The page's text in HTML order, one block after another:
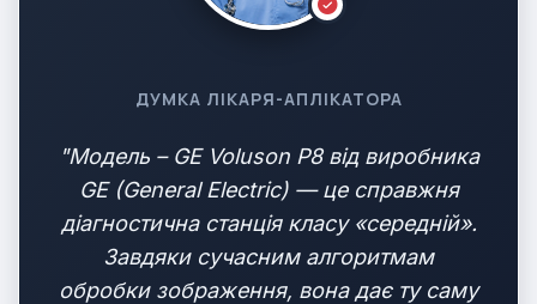
ДУМКА ЛІКАРЯ-АПЛІКАТОРА
"Модель – GE Voluson P8 від виробника
GE (General Electric) — це справжня
діагностична станція класу «середній».
Завдяки сучасним алгоритмам
обробки зображення, вона дає ту саму